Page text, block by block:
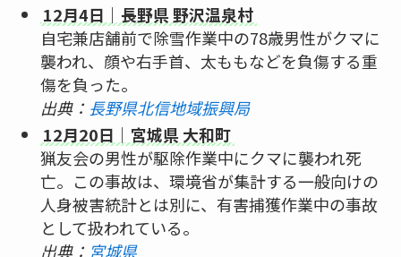
12月4日｜長野県 野沢温泉村
自宅兼店舗前で除雪作業中の78歳男性がクマに
襲われ、顔や右手首、太ももなどを負傷する重
傷を負った。
出典： 長野県北信地域振興局
12月20日｜宮城県 大和町
猟友会の男性が駆除作業中にクマに襲われ死
亡。この事故は、環境省が集計する一般向けの
人身被害統計とは別に、有害捕獲作業中の事故
として扱われている。
出典： 宮城県